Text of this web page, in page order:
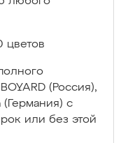
цветов
(Россия),
с
или без этой